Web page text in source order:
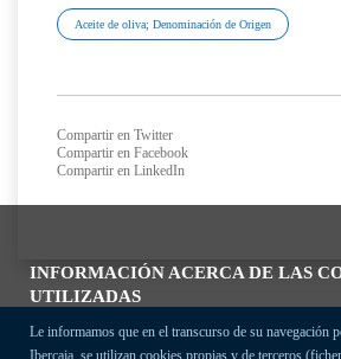
INFORMACIÓN ACERCA DE LAS
UTILIZADAS
Le informamos que en el transcurso de su navegación
Ibercaja, se utilizan cookies propias y de terceros
Aceite de oliva; Denominación de Origen
Compartir en Twitter
Compartir en Facebook
Compartir en LinkedIn